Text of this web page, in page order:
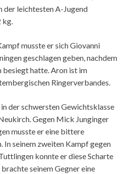
der leichtesten A-Jugend
kg.
musste er sich Giovanni
geschlagen geben, nachdem
besiegt hatte. Aron ist im
Ringerverbandes.
der schwersten Gewichtsklasse
Gegen Mick Junginger
musste er eine bittere
In seinem zweiten Kampf gegen
konnte er diese Scharte
seinem Gegner eine